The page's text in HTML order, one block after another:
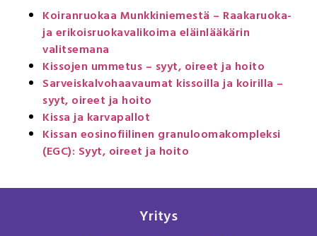
Koiranruokaa Munkkiniemestä – Raakaruoka-
ja erikoisruokavalikoima eläinlääkärin
valitsemana
Kissojen ummetus – syyt, oireet ja hoito
Sarveiskalvohaavaumat kissoilla ja koirilla –
syyt, oireet ja hoito
Kissa ja karvapallot
Kissan eosinofiilinen granuloomakompleksi
(EGC): Syyt, oireet ja hoito
Yritys